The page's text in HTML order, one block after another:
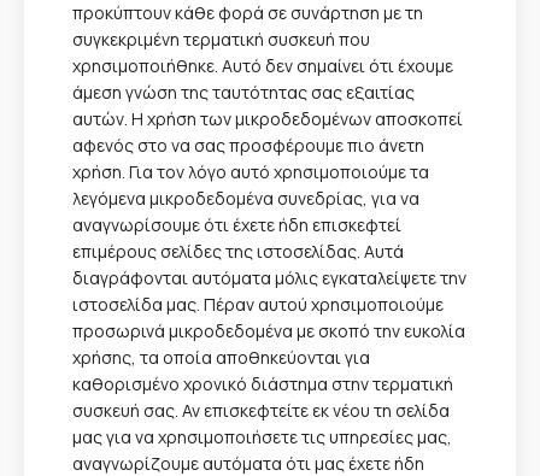
προκύπτουν κάθε φορά σε συνάρτηση με τη
συγκεκριμένη τερματική συσκευή που
χρησιμοποιήθηκε. Αυτό δεν σημαίνει ότι έχουμε
άμεση γνώση της ταυτότητας σας εξαιτίας
αυτών. Η χρήση των μικροδεδομένων αποσκοπεί
αφενός στο να σας προσφέρουμε πιο άνετη
χρήση. Για τον λόγο αυτό χρησιμοποιούμε τα
λεγόμενα μικροδεδομένα συνεδρίας, για να
αναγνωρίσουμε ότι έχετε ήδη επισκεφτεί
επιμέρους σελίδες της ιστοσελίδας. Αυτά
διαγράφονται αυτόματα μόλις εγκαταλείψετε την
ιστοσελίδα μας. Πέραν αυτού χρησιμοποιούμε
προσωρινά μικροδεδομένα με σκοπό την ευκολία
χρήσης, τα οποία αποθηκεύονται για
καθορισμένο χρονικό διάστημα στην τερματική
συσκευή σας. Αν επισκεφτείτε εκ νέου τη σελίδα
μας για να χρησιμοποιήσετε τις υπηρεσίες μας,
αναγνωρίζουμε αυτόματα ότι μας έχετε ήδη